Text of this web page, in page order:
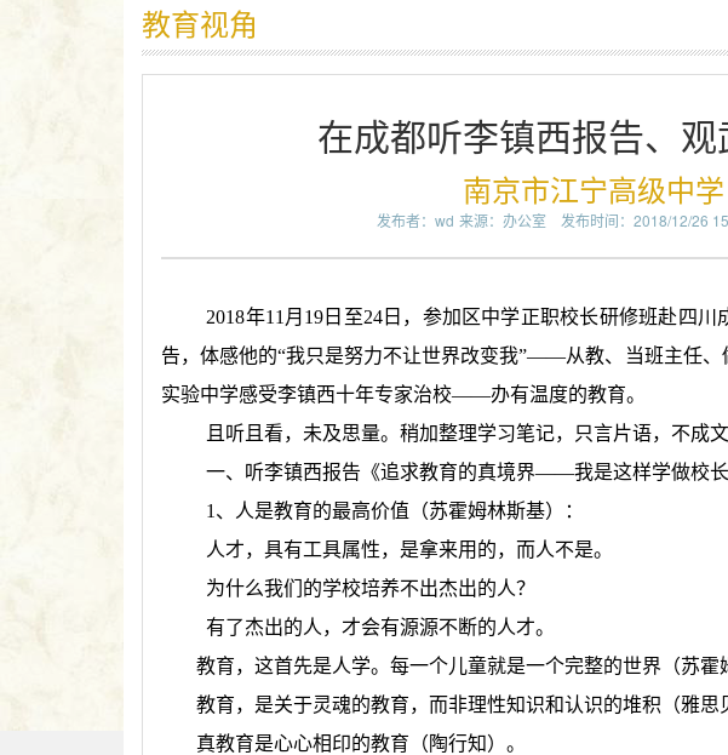
教育视角
在成都听李镇西报告、
南京市江宁高级中
发布者：wd 来源：办公室 发布时间：2018/12/26
2018年11月19日至24日，参加区中学正职校长研修班赴四
告，体感他的“我只是努力不让世界改变我”——从教、当班主任、
实验中学感受李镇西十年专家治校——办有温度的教育。
且听且看，未及思量。稍加整理学习笔记，只言片语，不成
一、听李镇西报告《追求教育的真境界——我是这样学做校长
1、人是教育的最高价值（苏霍姆林斯基）：
人才，具有工具属性，是拿来用的，而人不是。
为什么我们的学校培养不出杰出的人？
有了杰出的人，才会有源源不断的人才。
教育，这首先是人学。每一个儿童就是一个完整的世界（苏霍
教育，是关于灵魂的教育，而非理性知识和认识的堆积（雅思
真教育是心心相印的教育（陶行知）。